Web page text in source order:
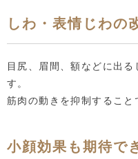
しわ・表情じわの
目尻、眉間、額などに出
す。
筋肉の動きを抑制すること
小顔効果も期待で